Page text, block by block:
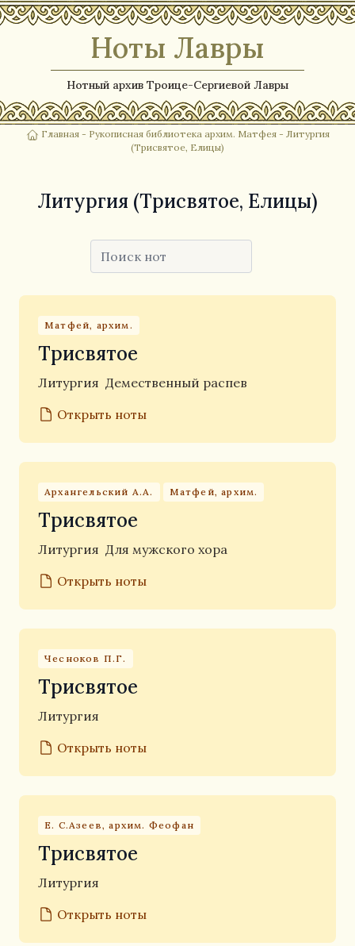
Ноты Лавры
Нотный архив Троице-Сергиевой Лавры
Главная - Рукописная библиотека архим. Матфея- Литургия
(Трисвятое, Елицы)
Литургия (Трисвятое, Елицы)
Матфей, архим.
Трисвятое
Литургия Демественный распев
Открыть ноты
Архангельский А.А. Матфей, архим.
Трисвятое
Литургия Для мужского хора
Открыть ноты
Чесноков П.Г.
Трисвятое
Литургия
Открыть ноты
Е. С.Азеев, архим. Феофан
Трисвятое
Литургия
Открыть ноты